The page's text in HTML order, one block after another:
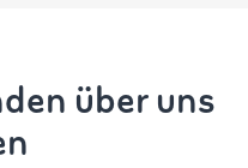
über uns